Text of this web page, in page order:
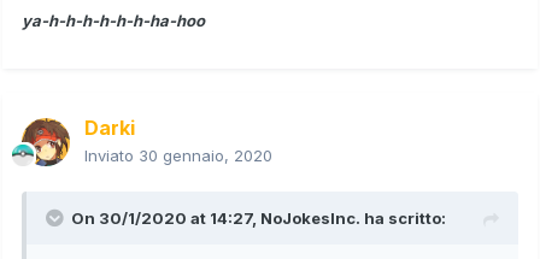
ya-h-h-h-h-h-h-ha-hoo
Darki
Inviato 30 gennaio, 2020
On 30/1/2020 at 14:27, NoJokesInc. ha scritto: